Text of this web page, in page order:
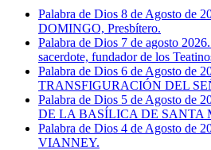
Palabra de Dios 8 de Agosto de
DOMINGO, Presbítero.
Palabra de Dios 7 de agosto
sacerdote, fundador de los
Palabra de Dios 6 de Agosto de
TRANSFIGURACIÓN DEL
Palabra de Dios 5 de Agosto de
DE LA BASÍLICA DE SANTA
Palabra de Dios 4 de Agosto de
VIANNEY.